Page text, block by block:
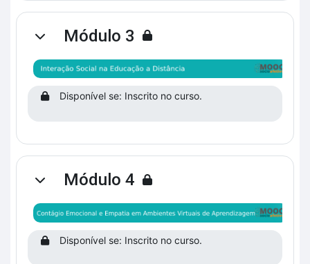
ContrairMódulo 3
Disponível se: Inscrito no curso.
ContrairMódulo 4
Disponível se: Inscrito no curso.